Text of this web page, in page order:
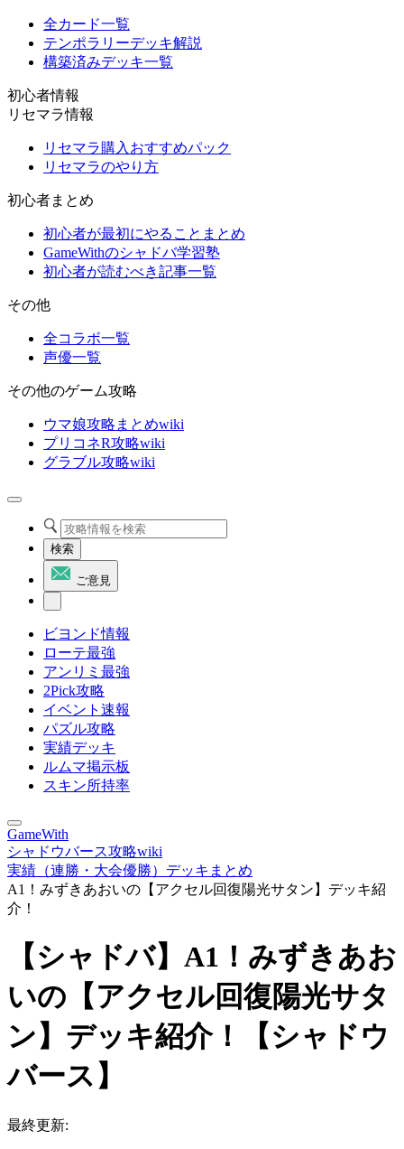
全カード一覧
テンポラリーデッキ解説
構築済みデッキ一覧
初心者情報
リセマラ情報
リセマラ購入おすすめパック
リセマラのやり方
初心者まとめ
初心者が最初にやることまとめ
GameWithのシャドバ学習塾
初心者が読むべき記事一覧
その他
全コラボ一覧
声優一覧
その他のゲーム攻略
ウマ娘攻略まとめwiki
プリコネR攻略wiki
グラブル攻略wiki
検索
ご意見
ビヨンド情報
ローテ最強
アンリミ最強
2Pick攻略
イベント速報
パズル攻略
実績デッキ
ルムマ掲示板
スキン所持率
GameWith
シャドウバース攻略wiki
実績（連勝・大会優勝）デッキまとめ
A1！みずきあおいの【アクセル回復陽光サタン】デッキ紹
介！
【シャドバ】A1！みずきあお
いの【アクセル回復陽光サタ
ン】デッキ紹介！【シャドウ
バース】
最終更新: